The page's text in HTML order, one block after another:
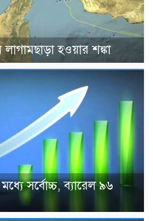
লাগামছাড়া হওয়ার শঙ্কা
সর্বোচ্চ, ব্যারেল ৯৬